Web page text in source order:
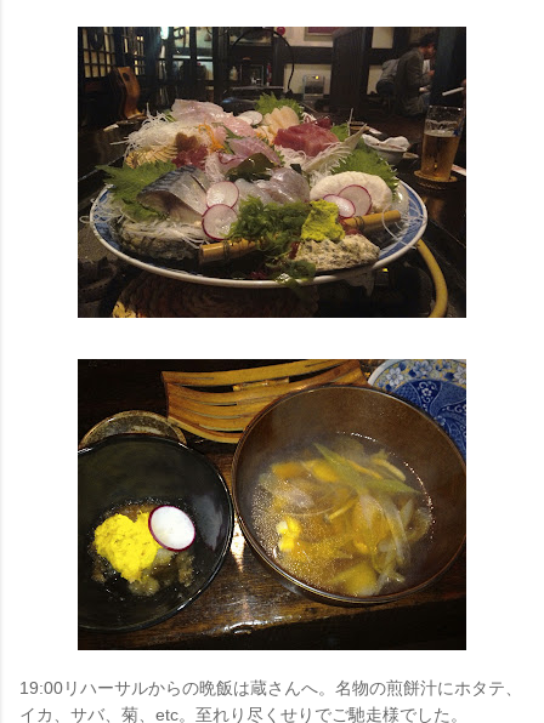
19:00リハーサルからの晩飯は蔵さんへ。名物の煎餅汁にホタテ、
イカ、サバ、菊、etc。至れり尽くせりでご馳走様でした。